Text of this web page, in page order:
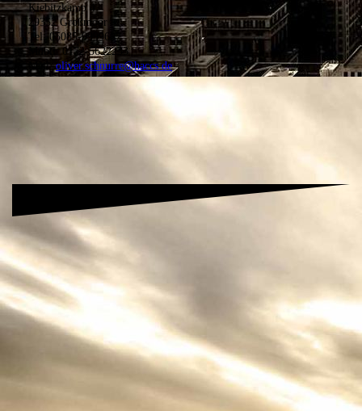
Kiebitzkamp 4
29352 Großmoor
Tel: 05085-9999687
Mobil: 0172-5622233
Mail:oliver.schnurre@haccs.de